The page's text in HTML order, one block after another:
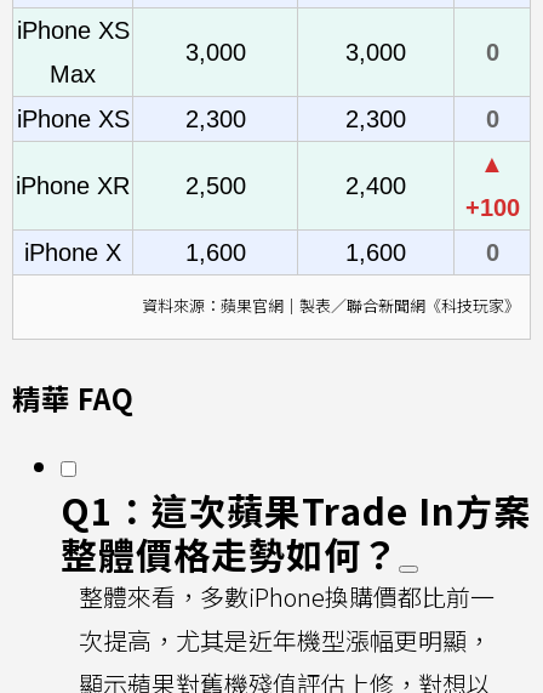
iPhone XS
Max
3,000 3,000 0
iPhone XS 2,300 2,300 0
iPhone XR 2,500 2,400
▲
+100
iPhone X
1,600 1,600 0
資料來源：蘋果官網｜製表／聯合新聞網《科技玩家》
精華 FAQ
Q1：這次蘋果Trade In方案
整體價格走勢如何？
整體來看，多數iPhone換購價都比前一
次提高，尤其是近年機型漲幅更明顯，
顯示蘋果對舊機殘值評估上修，對想以